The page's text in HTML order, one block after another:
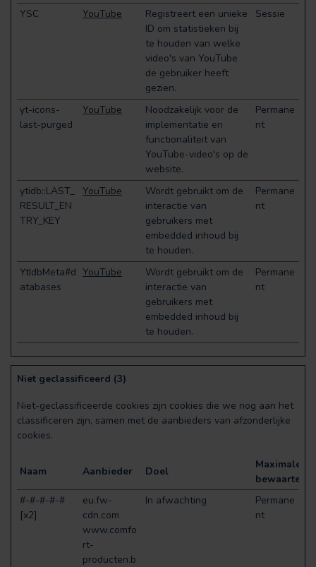
YSC YouTube
Registreert een unieke
ID om statistieken bij
te houden van welke
video's van YouTube
de gebruiker heeft
gezien.
Sessie
yt-icons-
last-purged
YouTube
Noodzakelijk voor de
implementatie en
functionaliteit van
YouTube-video's op de
website.
Permane
nt
ytidb::LAST_
RESULT_EN
TRY_KEY
YouTube
Wordt gebruikt om de
interactie van
gebruikers met
embedded inhoud bij
te houden.
Permane
nt
YtIdbMeta#d
atabases
YouTube
Wordt gebruikt om de
interactie van
gebruikers met
embedded inhoud bij
te houden.
Permane
nt
Niet geclassificeerd (3)
Niet-geclassificeerde cookies zijn cookies die we nog aan het
classificeren zijn, samen met de aanbieders van afzonderlijke
cookies.
Naam Aanbieder Doel
Maximale
#-#-#-#-#
[x2]
eu.fw-
cdn.com
www.comfo
rt-
producten.b
In afwachting
Permane
nt